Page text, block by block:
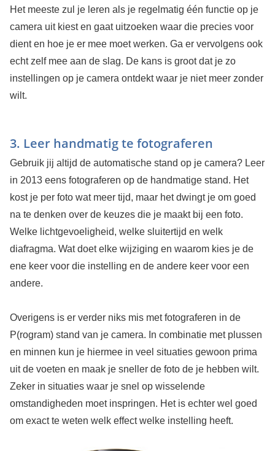
Het meeste zul je leren als je regelmatig één functie op je
camera uit kiest en gaat uitzoeken waar die precies voor
dient en hoe je er mee moet werken. Ga er vervolgens ook
echt zelf mee aan de slag. De kans is groot dat je zo
instellingen op je camera ontdekt waar je niet meer zonder
wilt.
3. Leer handmatig te fotograferen
Gebruik jij altijd de automatische stand op je camera? Leer
in 2013 eens fotograferen op de handmatige stand. Het
kost je per foto wat meer tijd, maar het dwingt je om goed
na te denken over de keuzes die je maakt bij een foto.
Welke lichtgevoeligheid, welke sluitertijd en welk
diafragma. Wat doet elke wijziging en waarom kies je de
ene keer voor die instelling en de andere keer voor een
andere.
Overigens is er verder niks mis met fotograferen in de
P(rogram) stand van je camera. In combinatie met plussen
en minnen kun je hiermee in veel situaties gewoon prima
uit de voeten en maak je sneller de foto de je hebben wilt.
Zeker in situaties waar je snel op wisselende
omstandigheden moet inspringen. Het is echter wel goed
om exact te weten welk effect welke instelling heeft.